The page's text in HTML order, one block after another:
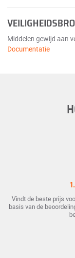
Middelen gewijd aan
Documentatie
1.
Vindt de beste prijs
basis van de